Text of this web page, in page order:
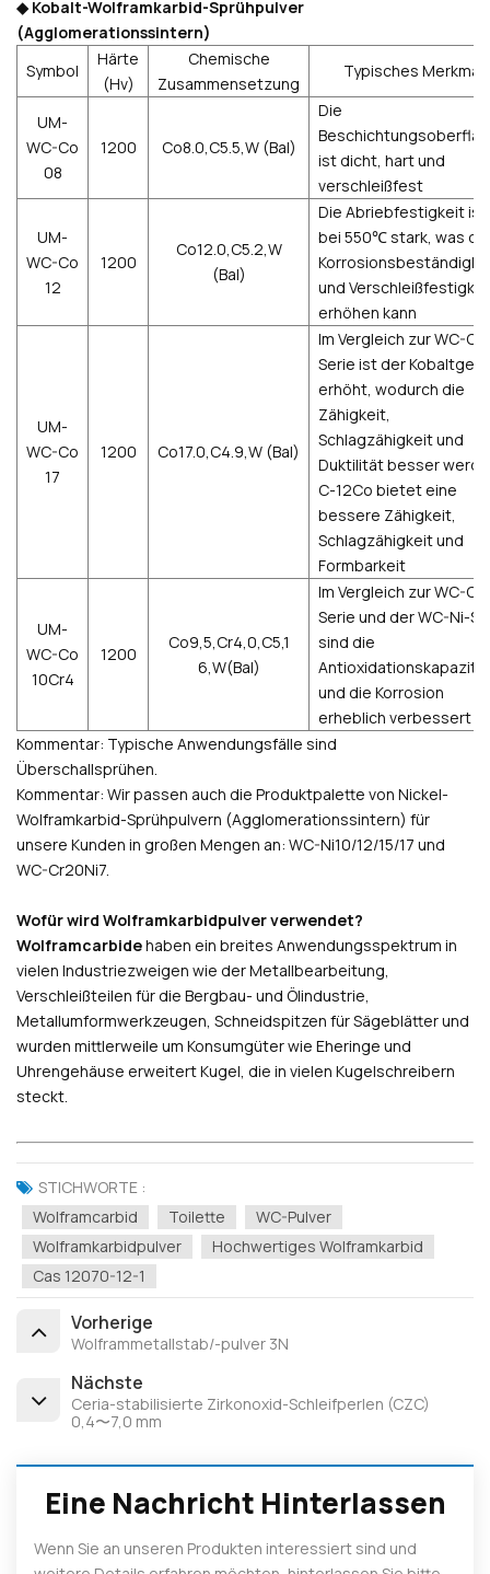
◆Kobalt-Wolframkarbid-Sprühpulver
(Agglomerationssintern)
Symbol
Härte
(Hv)
Chemische
Zusammensetzung
Typisches Merkmal
UM-
WC-Co
08
1200 Co8.0,C5.5,W (Bal)
Die
ist dicht, hart und
verschleißfest
UM-
WC-Co
12
1200
Co12.0,C5.2,W
(Bal)
Die Abriebfestigkeit ist
bei 550℃ stark, was die
und
erhöhen kann
UM-
WC-Co
17
1200 Co17.0,C4.9,W (Bal)
Im Vergleich zur WC-
Serie ist der
erhöht, wodurch die
Zähigkeit,
Schlagzähigkeit und
Duktilität besser
C-12Co bietet eine
bessere Zähigkeit,
Schlagzähigkeit und
Formbarkeit
UM-
WC-Co
10Cr4
1200
Co9,5,Cr4,0,C5,1
6,W(Bal)
Im Vergleich zur WC-
Serie und der WC-Ni-
sind die
und die Korrosion
erheblich verbessert
Kommentar: Typische Anwendungsfälle sind
Überschallsprühen.
Kommentar: Wir passen auch die Produktpalette von Nickel-
Wolframkarbid-Sprühpulvern (Agglomerationssintern) für
unsere Kunden in großen Mengen an: WC-Ni10/12/15/17 und
WC-Cr20Ni7.
Wofür wird Wolframkarbidpulver verwendet?
Wolframcarbidehaben ein breites Anwendungsspektrum in
vielen Industriezweigen wie der Metallbearbeitung,
Verschleißteilen für die Bergbau- und Ölindustrie,
Metallumformwerkzeugen, Schneidspitzen für Sägeblätter und
wurden mittlerweile um Konsumgüter wie Eheringe und
Uhrengehäuse erweitert Kugel, die in vielen Kugelschreibern
steckt.
STICHWORTE :
Wolframcarbid
Toilette
WC-Pulver
Wolframkarbidpulver
Hochwertiges Wolframkarbid
Cas 12070-12-1
Vorherige
Wolframmetallstab/-pulver 3N
Nächste
Ceria-stabilisierte Zirkonoxid-Schleifperlen (CZC)
0,4〜7,0 mm
Eine Nachricht Hinterlassen
Wenn Sie an unseren Produkten interessiert sind und